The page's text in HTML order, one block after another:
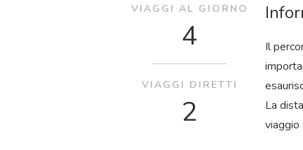
Il
La
viaggio
VIAGGI AL GIORNO
4
VIAGGI DIRETTI
2